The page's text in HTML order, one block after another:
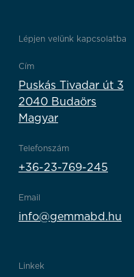
Lépjen velünk kapcsolatba
Cím
Puskás Tivadar út 3
2040 Budaörs
Magyar
Telefonszám
+36-23-769-245
Email
info@gemmabd.hu
Linkek